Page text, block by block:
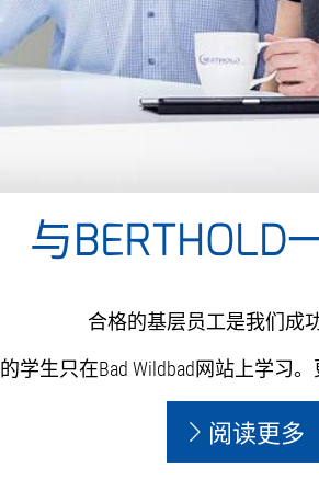
与BERTHOLD
合格的基层员工是我们成
学生只在Bad Wildbad网站上学习
阅读更多